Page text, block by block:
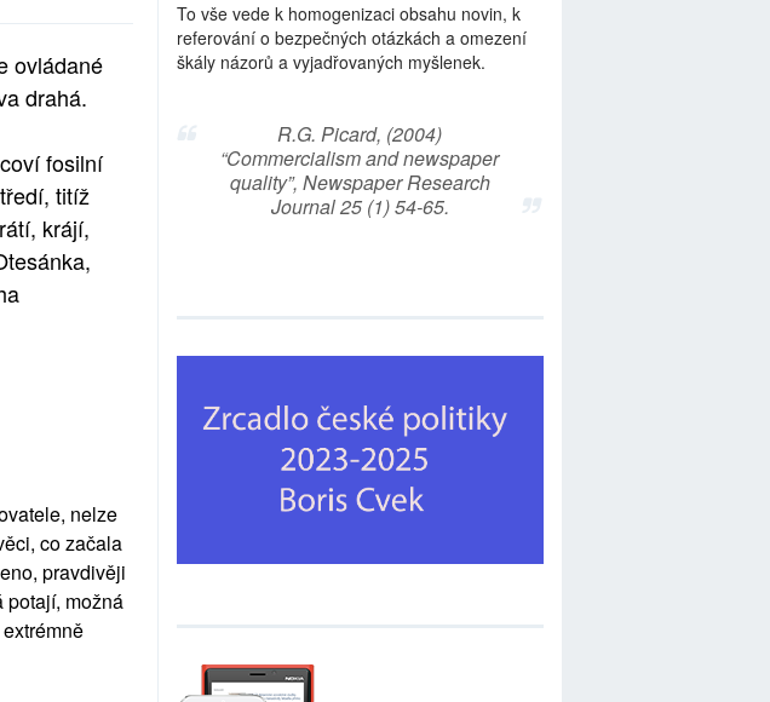
ovládané
drahá.
fosilní
titíž
krájí,
nelze
co začala
pravdivěji
potají, možná
To vše vede k homogenizaci obsahu novin, k
referování o bezpečných otázkách a omezení
škály názorů a vyjadřovaných myšlenek.
R.G. Picard, (2004)
“Commercialism and newspaper
quality”, Newspaper Research
Journal 25 (1) 54-65.